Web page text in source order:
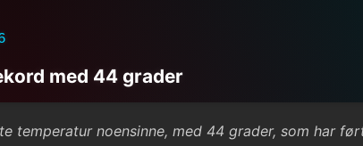
med 44 grader
temperatur noensinne, med 44 grader, som har